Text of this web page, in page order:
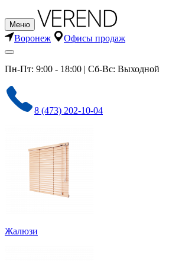
Меню
Воронеж Офисы продаж
Пн-Пт: 9:00 - 18:00 | Сб-Вс: Выходной
8 (473) 202-10-04
Жалюзи